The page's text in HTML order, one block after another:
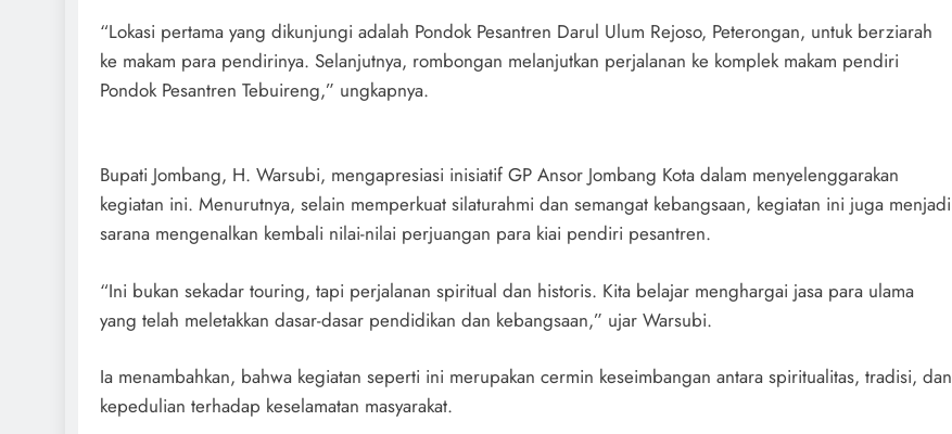
“Lokasi pertama yang dikunjungi adalah Pondok Pesantren Darul Ulum Rejoso, Peterongan, untuk berziarah
ke makam para pendirinya. Selanjutnya, rombongan melanjutkan perjalanan ke komplek makam pendiri
Pondok Pesantren Tebuireng,” ungkapnya.
Bupati Jombang, H. Warsubi, mengapresiasi inisiatif GP Ansor Jombang Kota dalam menyelenggarakan
kegiatan ini. Menurutnya, selain memperkuat silaturahmi dan semangat kebangsaan, kegiatan ini juga menjadi
sarana mengenalkan kembali nilai-nilai perjuangan para kiai pendiri pesantren.
“Ini bukan sekadar touring, tapi perjalanan spiritual dan historis. Kita belajar menghargai jasa para ulama
yang telah meletakkan dasar-dasar pendidikan dan kebangsaan,” ujar Warsubi.
Ia menambahkan, bahwa kegiatan seperti ini merupakan cermin keseimbangan antara spiritualitas, tradisi, dan
kepedulian terhadap keselamatan masyarakat.